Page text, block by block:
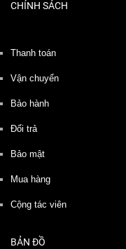
CHÍNH SÁCH
Thanh toán
Vận chuyển
Bảo hành
Đổi trả
Bảo mật
Mua hàng
Cộng tác viên
BẢN ĐỒ